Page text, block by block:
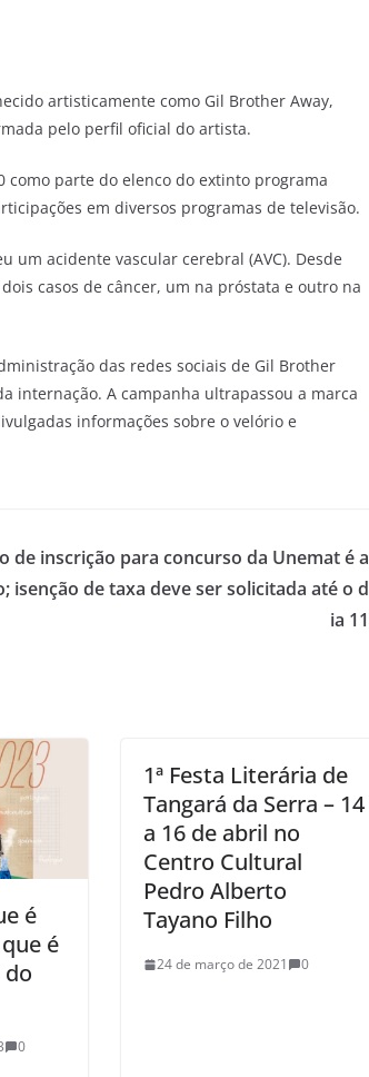
artisticamente como Gil Brother Away,
pelo perfil oficial do artista.
como parte do elenco do extinto programa
em diversos programas de televisão.
um acidente vascular cerebral (AVC). Desde
casos de câncer, um na próstata e outro na
das redes sociais de Gil Brother
internação. A campanha ultrapassou a marca
informações sobre o velório e
de inscrição para concurso da Unemat é a
isenção de taxa deve ser solicitada até o d
ia 11
é
é
0
1ª Festa Literária de
Tangará da Serra – 14
a 16 de abril no
Centro Cultural
Pedro Alberto
Tayano Filho
24 de março de 2021 0